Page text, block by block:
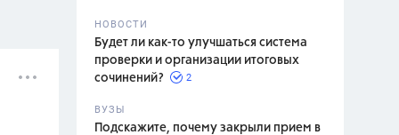
НОВОСТИ
Будет ли как-то улучшаться система
проверки и организации итоговых
сочинений?
2
ВУЗЫ
Подскажите, почему закрыли прием в